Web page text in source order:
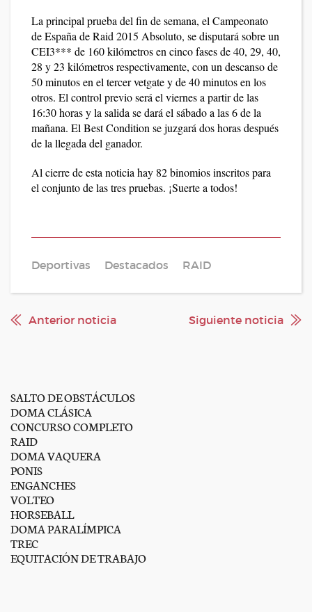
La principal prueba del fin de semana, el Campeonato
de España de Raid 2015 Absoluto, se disputará sobre un
CEI3*** de 160 kilómetros en cinco fases de 40, 29, 40,
28 y 23 kilómetros respectivamente, con un descanso de
50 minutos en el tercer vetgate y de 40 minutos en los
otros. El control previo será el viernes a partir de las
16:30 horas y la salida se dará el sábado a las 6 de la
mañana. El Best Condition se juzgará dos horas después
de la llegada del ganador.
Al cierre de esta noticia hay 82 binomios inscritos para
el conjunto de las tres pruebas. ¡Suerte a todos!
Deportivas Destacados RAID
Anterior noticia Siguiente noticia
SALTO DE OBSTÁCULOS
DOMA CLÁSICA
CONCURSO COMPLETO
RAID
DOMA VAQUERA
PONIS
ENGANCHES
VOLTEO
HORSEBALL
DOMA PARALÍMPICA
TREC
EQUITACIÓN DE TRABAJO